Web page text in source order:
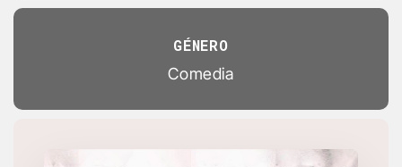
GÉNERO
Comedia